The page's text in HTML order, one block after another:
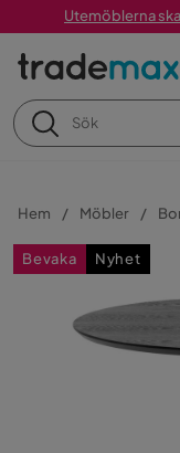
Utemöblerna
Hem Möbler
Bevaka Nyhet